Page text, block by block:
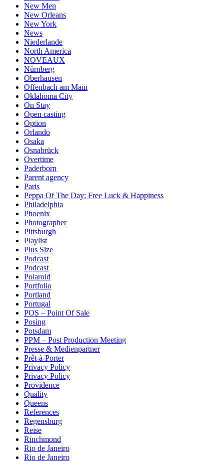
New Men
New Orleans
New York
News
Niederlande
North America
NOVEAUX
Nürnberg
Oberhausen
Offenbach am Main
Oklahoma City
On Stay
Open casting
Option
Orlando
Osaka
Osnabrück
Overtime
Paderborn
Parent agency
Paris
Peppa Of The Day: Free Luck & Happiness
Philadelphia
Phoenix
Photographer
Pittsburgh
Playlist
Plus Size
Podcast
Podcast
Polaroid
Portfolio
Portland
Portugal
POS – Point Of Sale
Posing
Potsdam
PPM – Post Production Meeting
Presse & Medienpartner
Prêt-à-Porter
Privacy Policy
Privacy Policy
Providence
Quality
Queens
References
Regensburg
Reise
Rinchmond
Rio de Janeiro
Rio de Janeiro